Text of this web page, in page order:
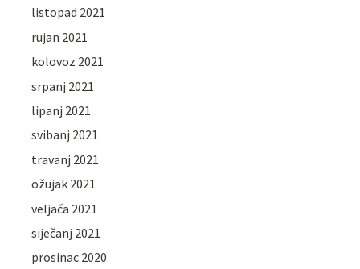
listopad 2021
rujan 2021
kolovoz 2021
srpanj 2021
lipanj 2021
svibanj 2021
travanj 2021
ožujak 2021
veljača 2021
siječanj 2021
prosinac 2020